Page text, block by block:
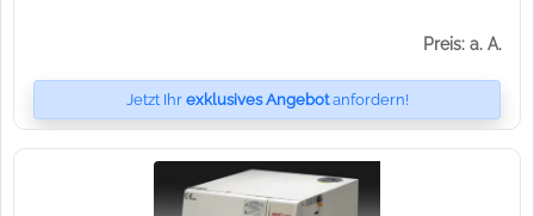
Preis: a. A.
Jetzt Ihr exklusives Angebotanfordern!